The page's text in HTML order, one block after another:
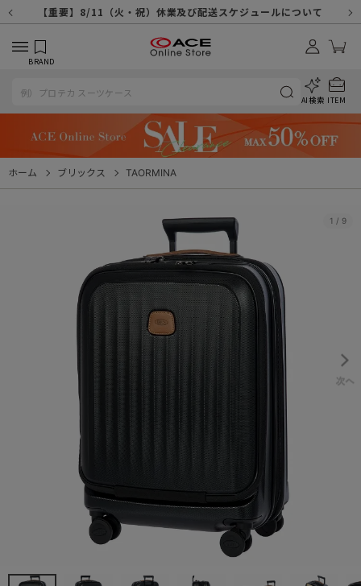
【重要】システムエラーによる出荷遅延につきまして
【重要】8/11（火・祝）休業及び配送スケジュールについて
【重要】令和８年熊本地震に伴う配送への影響について
【重要】納品書・領収書ペーパーレス化（電子化）のお知らせ
【重要】天候不良や交通状況・物量増等に伴う配送への影響について
【重要】悪質な詐欺サイトにご注意ください
【重要】各種メールが届かない場合に関しまして
【重要】お問い合わせのご対応に関しまして
【重要】SNSのなりすまし詐欺にご注意ください
BRAND
AI検索 ITEM
ホーム ブリックス TAORMINA
1 / 9